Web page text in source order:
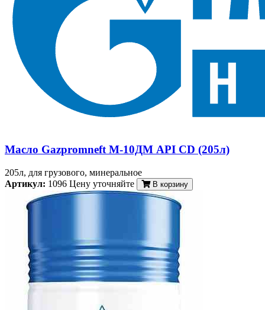
Масло Gazpromneft М-10ДМ API CD (205л)
205л, для грузового, минеральное
Артикул: 1096 Цену уточняйте В корзину